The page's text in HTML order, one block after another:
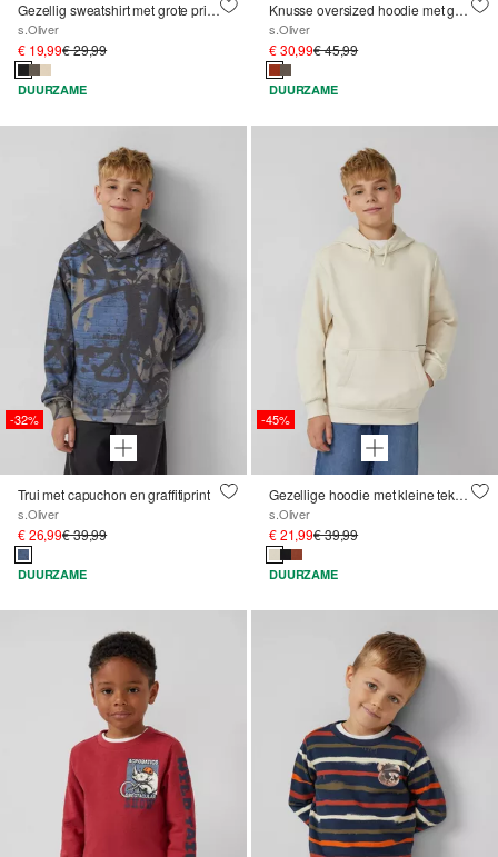
Gezellig sweatshirt met grote print op de rug
s.Oliver
€ 19,99€ 29,99
DUURZAME
Knusse oversized hoodie met grote tekstprint op de rug
s.Oliver
€ 30,99€ 45,99
DUURZAME
-32%
Trui met capuchon en graffitiprint
s.Oliver
€ 26,99€ 39,99
DUURZAME
-45%
Gezellige hoodie met kleine tekstprint
s.Oliver
€ 21,99€ 39,99
DUURZAME